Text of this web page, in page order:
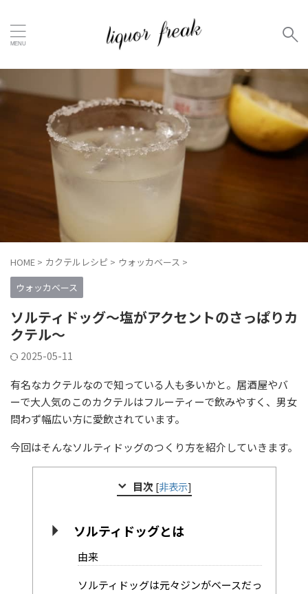
HOME > カクテルレシピ > ウォッカベース >
ウォッカベース
ソルティドッグ～塩がアクセントのさっぱりカ
クテル～
2025-05-11
有名なカクテルなので知っている人も多いかと。居酒屋やバ
ーで大人気のこのカクテルはフルーティーで飲みやすく、男女
問わず幅広い方に愛飲されています。
今回はそんなソルティドッグのつくり方を紹介していきます。
目次 [非表示]
ソルティドッグとは
由来
ソルティドッグは元々ジンがベースだっ